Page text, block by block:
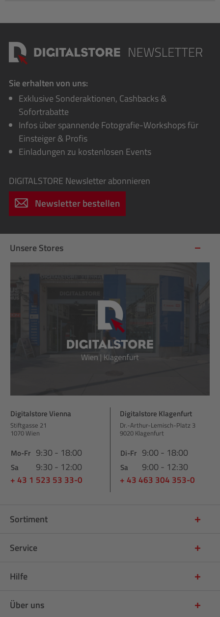
Sie erhalten von uns:
Exklusive Sonderaktionen, Cashbacks &
Sofortrabatte
Infos über spannende Fotografie-Workshops für
Einsteiger & Profis
Einladungen zu kostenlosen Events
DIGITALSTORE Newsletter abonnieren
Newsletter bestellen
Unsere Stores
Digitalstore Vienna
Stiftgasse 21
1070 Wien
Mo-Fr 9:30 - 18:00
Sa 9:30 - 12:00
+ 43 1 523 53 33-0
Digitalstore Klagenfurt
Dr.-Arthur-Lemisch-Platz 3
9020 Klagenfurt
Di-Fr 9:00 - 18:00
Sa 9:00 - 12:30
+ 43 463 304 353-0
Sortiment
Service
Hilfe
Über uns